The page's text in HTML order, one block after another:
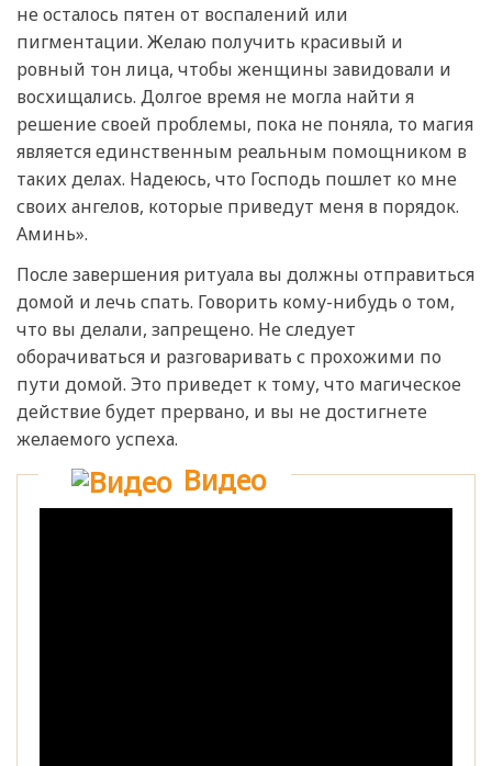
не осталось пятен от воспалений или
пигментации. Желаю получить красивый и
ровный тон лица, чтобы женщины завидовали и
восхищались. Долгое время не могла найти я
решение своей проблемы, пока не поняла, то магия
является единственным реальным помощником в
таких делах. Надеюсь, что Господь пошлет ко мне
своих ангелов, которые приведут меня в порядок.
Аминь».
После завершения ритуала вы должны отправиться
домой и лечь спать. Говорить кому-нибудь о том,
что вы делали, запрещено. Не следует
оборачиваться и разговаривать с прохожими по
пути домой. Это приведет к тому, что магическое
действие будет прервано, и вы не достигнете
желаемого успеха.
Видео